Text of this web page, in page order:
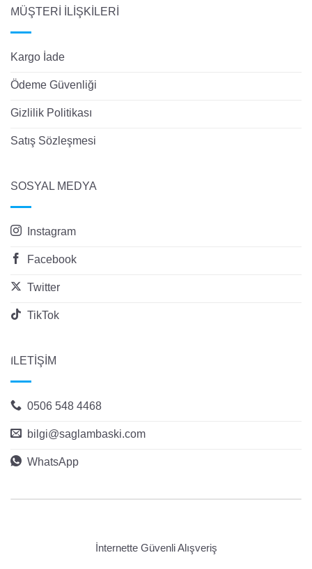
MÜŞTERİ İLİŞKİLERİ
Kargo İade
Ödeme Güvenliği
Gizlilik Politikası
Satış Sözleşmesi
SOSYAL MEDYA
Instagram
Facebook
Twitter
TikTok
İLETİŞİM
0506 548 4468
bilgi@saglambaski.com
WhatsApp
İnternette Güvenli Alışveriş